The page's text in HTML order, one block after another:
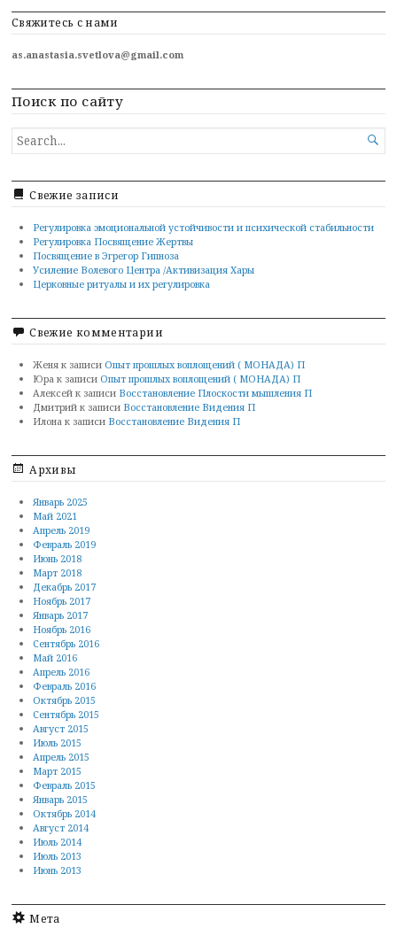
Свяжитесь с нами
as.anastasia.svetlova@gmail.com
Поиск по сайту
SEARCH
FOR...

Свежие записи
Регулировка эмоциональной устойчивости и психической стабильности
Регулировка Посвящение Жертвы
Посвящение в Эгрегор Гипноза
Усиление Волевого Центра /Активизация Хары
Церковные ритуалы и их регулировка
Свежие комментарии
Женя к записи Опыт прошлых воплощений ( МОНАДА) П
Юра к записи Опыт прошлых воплощений ( МОНАДА) П
Алексей к записи Восстановление Плоскости мышления П
Дмитрий к записи Восстановление Видения П
Илона к записи Восстановление Видения П
Архивы
Январь 2025
Май 2021
Апрель 2019
Февраль 2019
Июнь 2018
Март 2018
Декабрь 2017
Ноябрь 2017
Январь 2017
Ноябрь 2016
Сентябрь 2016
Май 2016
Апрель 2016
Февраль 2016
Октябрь 2015
Сентябрь 2015
Август 2015
Июль 2015
Апрель 2015
Март 2015
Февраль 2015
Январь 2015
Октябрь 2014
Август 2014
Июль 2014
Июль 2013
Июнь 2013
Мета